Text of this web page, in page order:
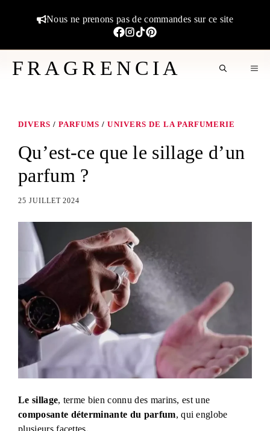
Nous ne prenons pas de commandes sur ce site
FRAGRENCIA
DIVERS /PARFUMS /UNIVERS DE LA PARFUMERIE
Qu’est-ce que le sillage d’un
parfum ?
25 JUILLET 2024
Le sillage, terme bien connu des marins, est une
composante déterminante du parfum, qui englobe
plusieurs facettes.